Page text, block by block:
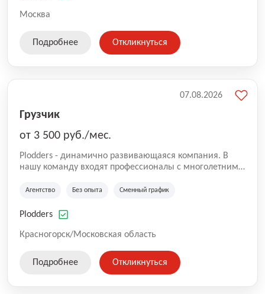
Москва
Подробнее Откликнуться
Грузчик
от 3 500 руб./мес.
Plodders - динамично развивающаяся компания. В
нашу команду входят профессионалы с многолетним
на рынке аутсорсинга, а накопленный опыт позволяют
оказываемых услуг.
Агентство Без опыта Сменный график
Plodders
Красногорск/Московская область
07.08.2026
Подробнее Откликнуться